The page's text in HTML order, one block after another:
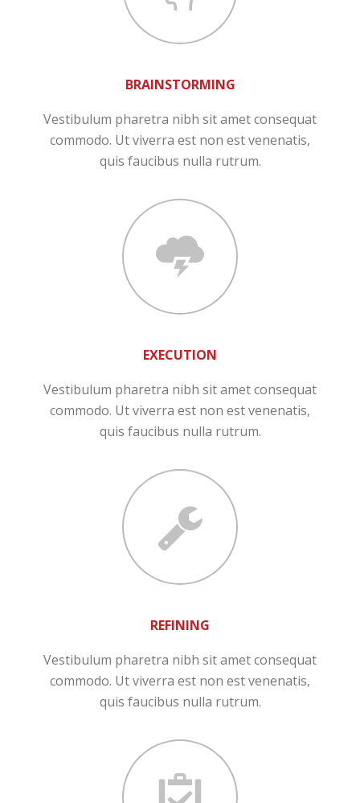
BRAINSTORMING
Vestibulum pharetra nibh sit amet consequat
commodo. Ut viverra est non est venenatis,
quis faucibus nulla rutrum.
EXECUTION
Vestibulum pharetra nibh sit amet consequat
commodo. Ut viverra est non est venenatis,
quis faucibus nulla rutrum.
REFINING
Vestibulum pharetra nibh sit amet consequat
commodo. Ut viverra est non est venenatis,
quis faucibus nulla rutrum.